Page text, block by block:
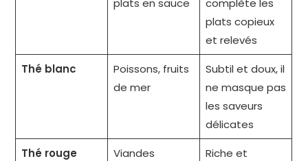
plats copieux
et relevés
Thé blanc
Poissons, fruits
de mer
Subtil et doux, il
ne masque pas
les saveurs
délicates
Thé rouge
Viandes
Riche et